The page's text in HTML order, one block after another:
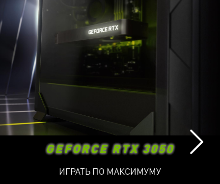
GEFORCE RTX 3050
ИГРАТЬ ПО МАКСИМУМУ